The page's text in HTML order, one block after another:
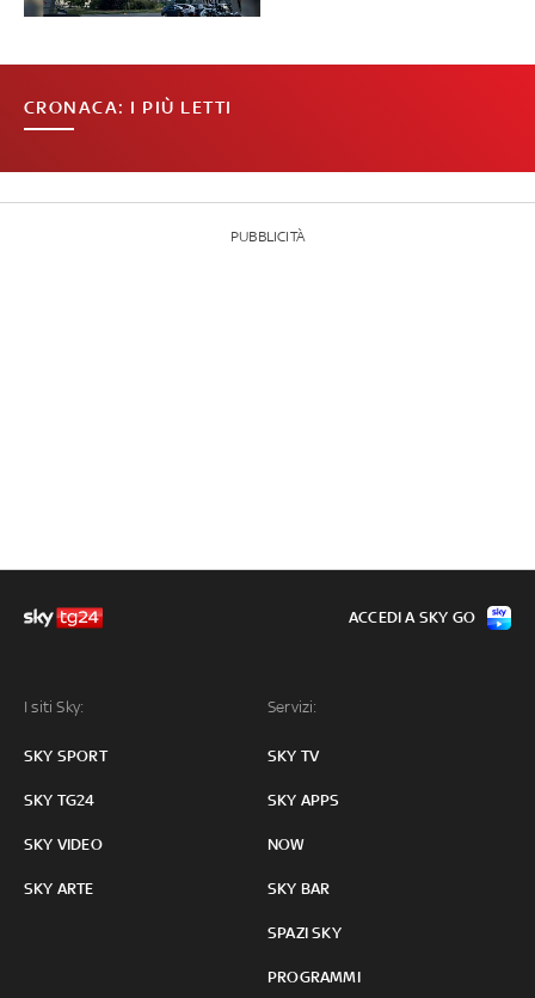
CRONACA: I PIÙ LETTI
PUBBLICITÀ
I siti Sky:
SKY SPORT
SKY TG24
SKY VIDEO
SKY ARTE
Servizi:
SKY TV
SKY APPS
NOW
SKY BAR
SPAZI SKY
PROGRAMMI
ACCEDI A SKY GO